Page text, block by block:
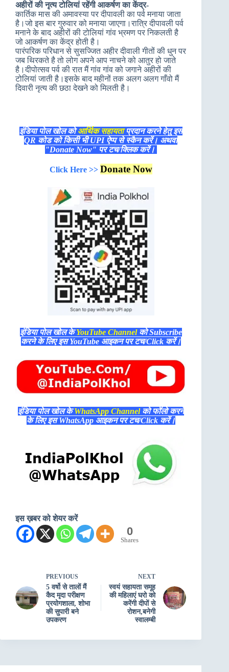
अहीरों की नृत्य टोलियां रहेंगी आकर्षण का केंद्र-
कार्तिक मास की अमावस्या पर दीपावली का पर्व मनाया जाता
है।जो इस बार गुरुवार को मनाया जाएगा।रात्रि दीपावली पर्व
मनाने के बाद अहीरों की टोलियां गांव भ्रमण पर निकलती है
जो आकर्षण का केंद्र होती है।
पारंपरिक परिधान से सुसज्जित अहीर दीवाली गीतों की धुन पर
जब थिरकते है तो लोग अपने आप नाचने को आतुर हो जाते
है।दीपोत्सव पर्व की रात मैं गांव गांव को जगाने अहीरों की
टोलियां जाती है।इसके बाद महीनों तक अलग अलग गाँवो मैं
दिवारी नृत्य की छठा देखने को मिलती है।
इंडिया पोल खोल कोआर्थिक सहायताप्रदान करने हेतु इस
QR कोड को किसी भी UPI ऐप्प से स्कैन करें। अथवा
"Donate Now" पर टच/क्लिक करें।
Click Here >> Donate Now
इंडिया पोल खोल केYouTube Channelको Subscribe
करने के लिए इस YouTube आइकन पर टच/Click करें।
इंडिया पोल खोल केWhatsApp Channelको फॉलो करने
के लिए इस WhatsApp आइकन पर टच/Click करें।
इस ख़बर को शेयर करें
0
Shares
PREVIOUS
5 वर्षो से तालों मैं
कैद मृदा परीक्षण
प्रयोगशाला, शोभा
की सुपारी बने
उपकरण
NEXT
स्वयं सहायता समूह
की महिलाएं घरो को
करेंगी दीपों से
रोशन,बनेगी
स्वालम्बी